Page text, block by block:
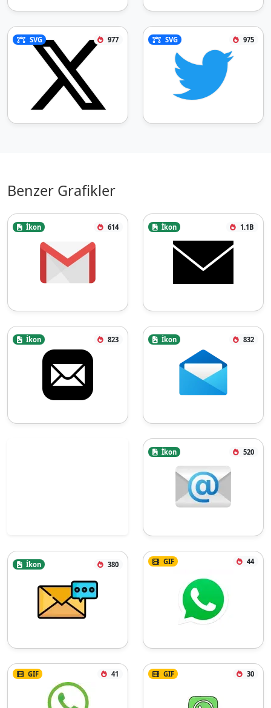
SVG 977 SVG 975
Benzer Grafikler
İkon 614 İkon 1.1B
İkon 823 İkon 832
İkon 520
İkon 380 GIF 44
GIF 41 GIF 30